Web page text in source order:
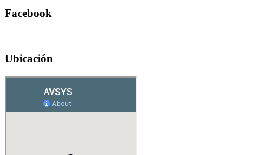
Facebook
Ubicación